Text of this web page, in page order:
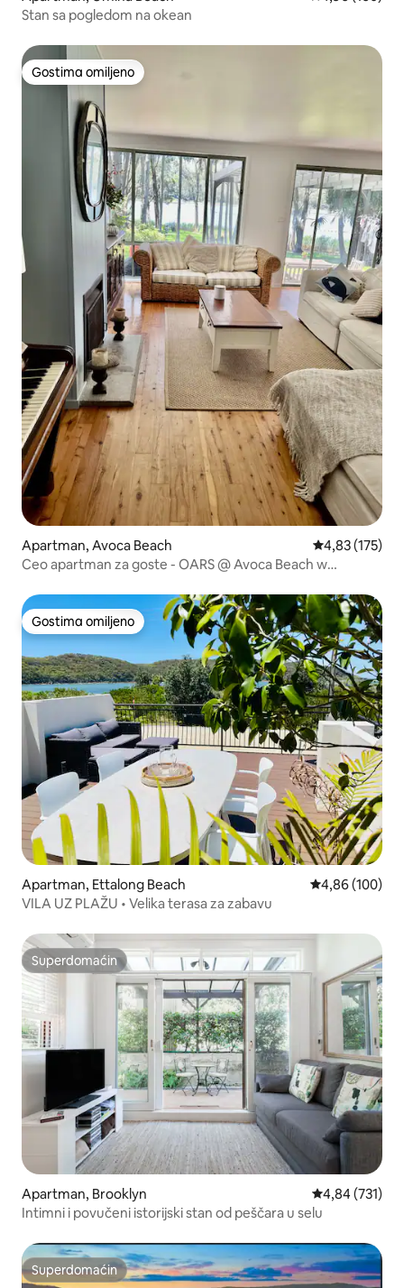
Stan sa pogledom na okean
Gostima omiljeno
Gostima omiljeno
Apartman, Avoca Beach Prosečna
4,83 (175)
Ceo apartman za goste - OARS @ Avoca Beach w
Gostima omiljeno
Gostima omiljeno
Apartman, Ettalong Beach Prosečna
4,86 (100)
VILA UZ PLAŽU • Velika terasa za zabavu
Superdomaćin
Superdomaćin
Apartman, Brooklyn Prosečna
4,84 (731)
Intimni i povučeni istorijski stan od peščara u selu
Superdomaćin
Superdomaćin